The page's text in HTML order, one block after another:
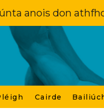
anois don
Cairde